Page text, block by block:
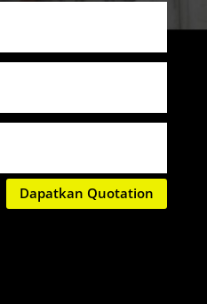
Dapatkan Quotation